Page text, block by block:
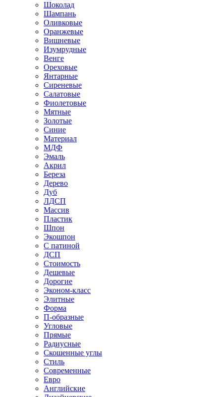
Шоколад
Шампань
Оливковые
Оранжевые
Вишневые
Изумрудные
Венге
Ореховые
Янтарные
Сиреневые
Салатовые
Фиолетовые
Мятные
Золотые
Синие
Материал
МДФ
Эмаль
Акрил
Береза
Дерево
Дуб
ЛДСП
Массив
Пластик
Шпон
Экошпон
С патиной
ДСП
Стоимость
Дешевые
Дорогие
Эконом-класс
Элитные
Форма
П-образные
Угловые
Прямые
Радиусные
Скошенные углы
Стиль
Современные
Евро
Английские